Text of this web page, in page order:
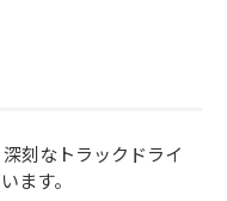
刻なトラックドライ
ます。